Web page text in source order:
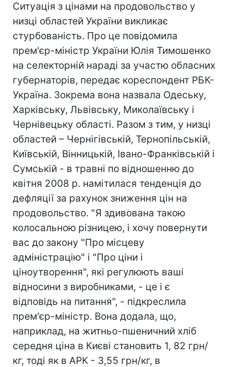
Ситуація з цінами на продовольство у
низці областей України викликає
стурбованість. Про це повідомила
прем'єр-міністр України Юлія Тимошенко
на селекторній нараді за участю обласних
губернаторів, передає кореспондент РБК-
Україна. Зокрема вона назвала Одеську,
Харківську, Львівську, Миколаївську і
Чернівецьку області. Разом з тим, у низці
областей – Чернігівській, Тернопільській,
Київській, Вінницькій, Івано-Франківській і
Сумській - в травні по відношенню до
квітня 2008 р. намітилася тенденція до
дефляції за рахунок зниження цін на
продовольство. "Я здивована такою
колосальною різницею, і хочу повернути
вас до закону "Про місцеву
адміністрацію" і "Про ціни і
ціноутворення", які регулюють ваші
відносини з виробниками, - це і є
відповідь на питання", - підкреслила
прем'єр-міністр. Вона додала, що,
наприклад, на житньо-пшеничний хліб
середня ціна в Києві становить 1, 82 грн/
кг, тоді як в АРК - 3,55 грн/кг, в